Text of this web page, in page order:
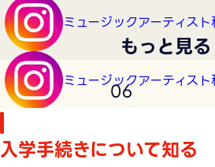
ミュージックアーティスト
ミュージックアーティス
もっと見る
06
入学手続きについて知る